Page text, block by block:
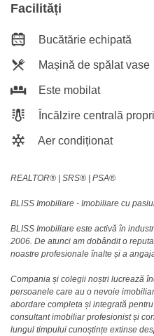
Facilități
Bucătărie echipată
Mașină de spălat vase
Este mobilat
Încălzire centrală
Aer condiționat
REALTOR®️ | SRS®️ | PSA®️
BLISS Imobiliare - Imobiliare cu
BLISS Imobiliare este activă în
2006. De atunci am dobândit o
noastre profesionale înalte și a
Compania și colegii noștri lucrează
persoanele care au o nevoie
abordare completa și integrată
consultant imobiliar profesionist și
lungul timpului cunoștințe extinse